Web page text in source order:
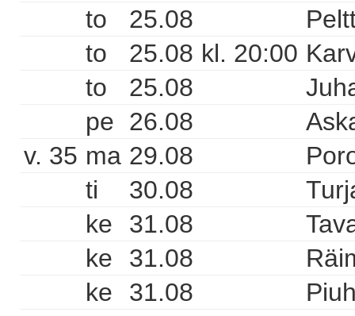
to
25.08
to
25.08 kl. 20:00
to
25.08
pe 26.08
v. 35 ma 29.08
ti
30.08
ke
31.08
ke
31.08
ke
31.08